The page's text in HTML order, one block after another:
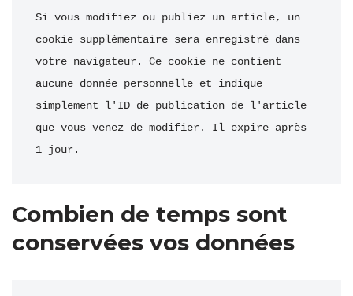
Si vous modifiez ou publiez un article, un
cookie supplémentaire sera enregistré dans
votre navigateur. Ce cookie ne contient
aucune donnée personnelle et indique
simplement l'ID de publication de l'article
que vous venez de modifier. Il expire après
1 jour.
Combien de temps sont
conservées vos données